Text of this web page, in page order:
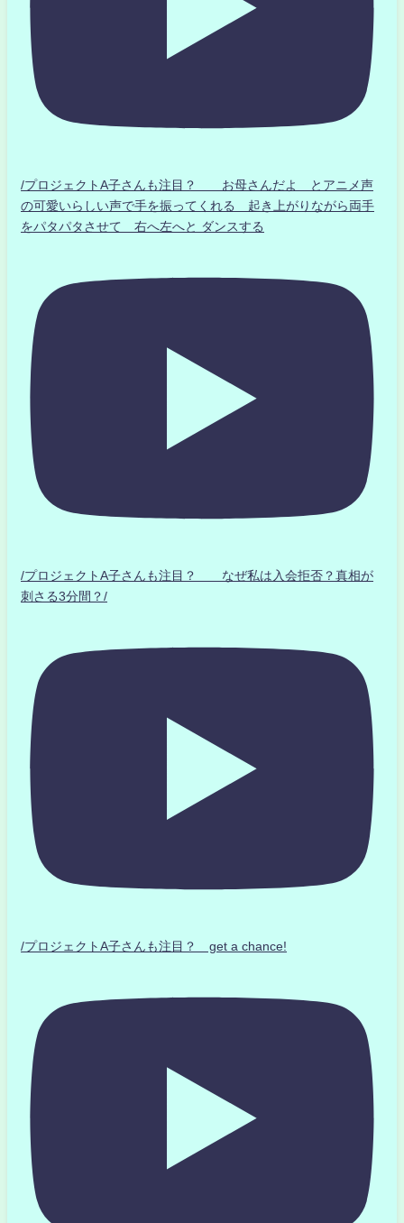
/プロジェクトA子さんも注目？ お母さんだよ とアニメ声
の可愛いらしい声で手を振ってくれる 起き上がりながら両手
をパタパタさせて 右へ左へと ダンスする
/プロジェクトA子さんも注目？ なぜ私は入会拒否？真相が
刺さる3分間？/
/プロジェクトA子さんも注目？ get a chance!